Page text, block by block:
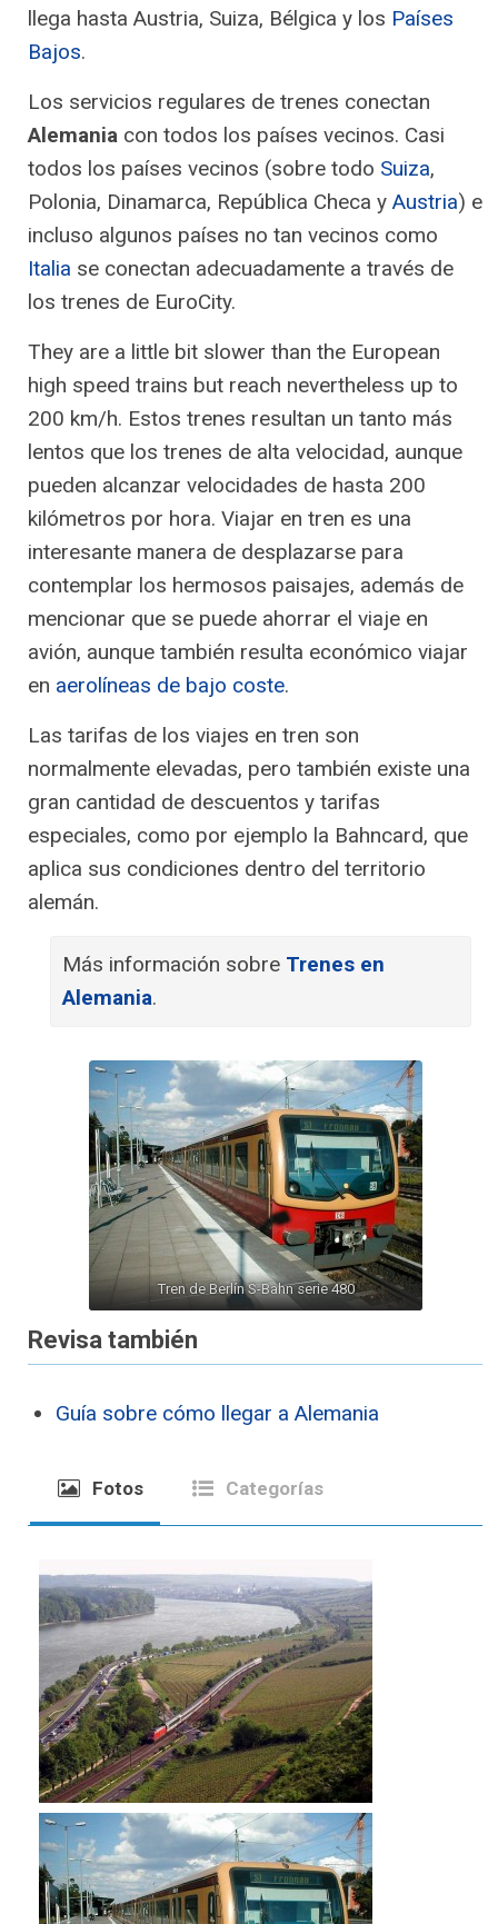
llega hasta Austria, Suiza, Bélgica y los Países
Bajos.
Los servicios regulares de trenes conectan
Alemania con todos los países vecinos. Casi
todos los países vecinos (sobre todo Suiza,
Polonia, Dinamarca, República Checa y Austria) e
incluso algunos países no tan vecinos como
Italia se conectan adecuadamente a través de
los trenes de EuroCity.
They are a little bit slower than the European
high speed trains but reach nevertheless up to
200 km/h. Estos trenes resultan un tanto más
lentos que los trenes de alta velocidad, aunque
pueden alcanzar velocidades de hasta 200
kilómetros por hora. Viajar en tren es una
interesante manera de desplazarse para
contemplar los hermosos paisajes, además de
mencionar que se puede ahorrar el viaje en
avión, aunque también resulta económico viajar
en aerolíneas de bajo coste.
Las tarifas de los viajes en tren son
normalmente elevadas, pero también existe una
gran cantidad de descuentos y tarifas
especiales, como por ejemplo la Bahncard, que
aplica sus condiciones dentro del territorio
alemán.
Más información sobre Trenes en
Alemania.
Tren de Berlín S-Bahn serie 480
Revisa también
Guía sobre cómo llegar a Alemania
Fotos Categorías